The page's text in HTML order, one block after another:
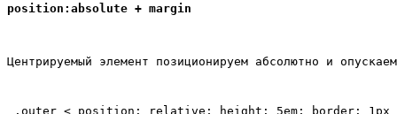
position:absolute + margin
Центрируемый элемент позиционируем абсолютно и